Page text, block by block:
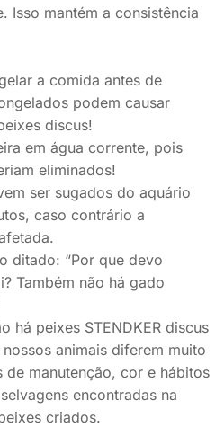
Isso mantém a consistência
a comida antes de
podem causar
discus!
em água corrente, pois
eliminados!
ser sugados do aquário
caso contrário a
ditado: “Por que devo
Também não há gado
há peixes STENDKER discus
animais diferem muito
manutenção, cor e hábitos
encontradas na
criados.